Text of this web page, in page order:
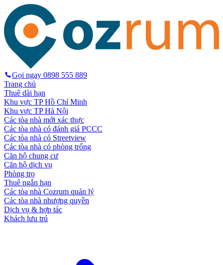
Gọi ngay 0898 555 889
Trang chủ
Thuê dài hạn
Khu vực TP Hồ Chí Minh
Khu vực TP Hà Nội
Các tòa nhà mới xác thực
Các tòa nhà có đánh giá PCCC
Các tòa nhà có Streetview
Các tòa nhà có phòng trống
Căn hộ chung cư
Căn hộ dịch vụ
Phòng trọ
Thuê ngắn hạn
Các tòa nhà Cozrum quản lý
Các tòa nhà nhượng quyền
Dịch vụ & hợp tác
Khách lưu trú